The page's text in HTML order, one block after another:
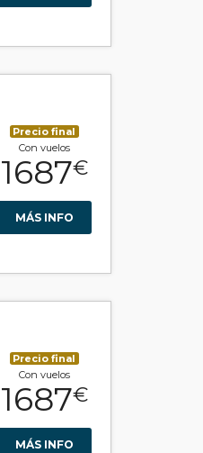
Precio final
Con vuelos
1687€
MÁS INFO
Precio final
Con vuelos
1687€
MÁS INFO